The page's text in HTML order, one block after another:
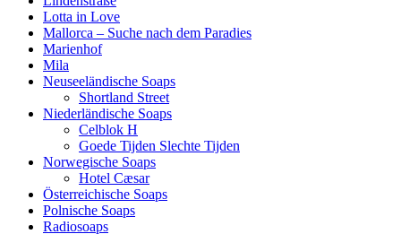
Lotta in Love
Mallorca – Suche nach dem Paradies
Marienhof
Mila
Neuseeländische Soaps
Shortland Street
Niederländische Soaps
Celblok H
Goede Tijden Slechte Tijden
Norwegische Soaps
Hotel Cæsar
Österreichische Soaps
Polnische Soaps
Radiosoaps